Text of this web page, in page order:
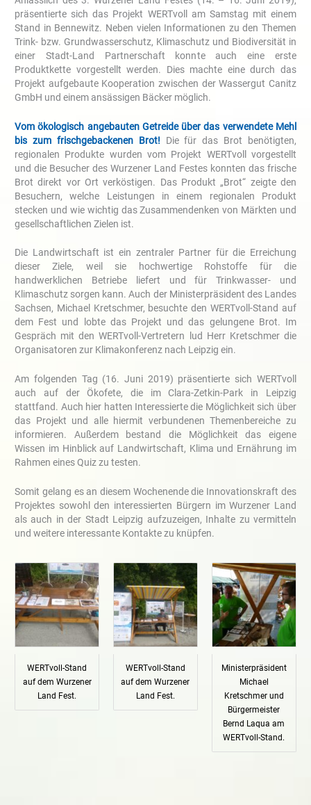
präsentierte sich das Projekt WERTvoll am Samstag mit einem
Stand in Bennewitz. Neben vielen Informationen zu den Themen
Trink- bzw. Grundwasserschutz, Klimaschutz und Biodiversität in
einer Stadt-Land Partnerschaft konnte auch eine erste
Produktkette vorgestellt werden. Dies machte eine durch das
Projekt aufgebaute Kooperation zwischen der Wassergut Canitz
GmbH und einem ansässigen Bäcker möglich.
Vom ökologisch angebauten Getreide über das verwendete Mehl
bis zum frischgebackenen Brot! Die für das Brot benötigten,
regionalen Produkte wurden vom Projekt WERTvoll vorgestellt
und die Besucher des Wurzener Land Festes konnten das frische
Brot direkt vor Ort verköstigen. Das Produkt „Brot“ zeigte den
Besuchern, welche Leistungen in einem regionalen Produkt
stecken und wie wichtig das Zusammendenken von Märkten und
gesellschaftlichen Zielen ist.
Die Landwirtschaft ist ein zentraler Partner für die Erreichung
dieser Ziele, weil sie hochwertige Rohstoffe für die
handwerklichen Betriebe liefert und für Trinkwasser- und
Klimaschutz sorgen kann. Auch der Ministerpräsident des Landes
Sachsen, Michael Kretschmer, besuchte den WERTvoll-Stand auf
dem Fest und lobte das Projekt und das gelungene Brot. Im
Gespräch mit den WERTvoll-Vertretern lud Herr Kretschmer die
Organisatoren zur Klimakonferenz nach Leipzig ein.
Am folgenden Tag (16. Juni 2019) präsentierte sich WERTvoll
auch auf der Ökofete, die im Clara-Zetkin-Park in Leipzig
stattfand. Auch hier hatten Interessierte die Möglichkeit sich über
das Projekt und alle hiermit verbundenen Themenbereiche zu
informieren. Außerdem bestand die Möglichkeit das eigene
Wissen im Hinblick auf Landwirtschaft, Klima und Ernährung im
Rahmen eines Quiz zu testen.
Somit gelang es an diesem Wochenende die Innovationskraft des
Projektes sowohl den interessierten Bürgern im Wurzener Land
als auch in der Stadt Leipzig aufzuzeigen, Inhalte zu vermitteln
und weitere interessante Kontakte zu knüpfen.
WERTvoll-Stand
auf dem Wurzener
Land Fest.
WERTvoll-Stand
auf dem Wurzener
Land Fest.
Ministerpräsident
Michael
Kretschmer und
Bürgermeister
Bernd Laqua am
WERTvoll-Stand.